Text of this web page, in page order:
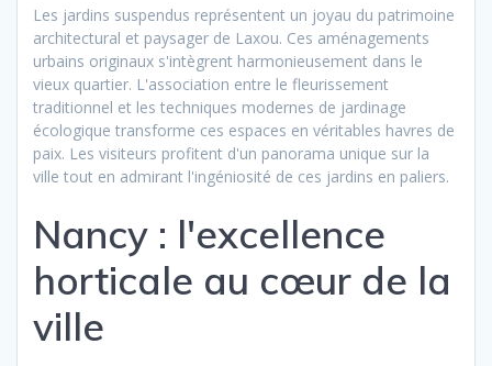
Les jardins suspendus représentent un joyau du patrimoine
architectural et paysager de Laxou. Ces aménagements
urbains originaux s'intègrent harmonieusement dans le
vieux quartier. L'association entre le fleurissement
traditionnel et les techniques modernes de jardinage
écologique transforme ces espaces en véritables havres de
paix. Les visiteurs profitent d'un panorama unique sur la
ville tout en admirant l'ingéniosité de ces jardins en paliers.
Nancy : l'excellence
horticale au cœur de la
ville